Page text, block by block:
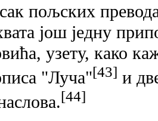
пољских
још једну
узету, како
"Луча"[43] и
[44]